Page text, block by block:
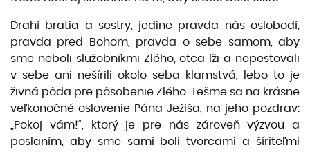
Drahí bratia a sestry, jedine pravda nás oslobodí,
pravda pred Bohom, pravda o sebe samom, aby
sme neboli služobníkmi Zlého, otca lži a nepestovali
v sebe ani nešírili okolo seba klamstvá, lebo to je
živná pôda pre pôsobenie Zlého. Tešme sa na krásne
veľkonočné oslovenie Pána Ježiša, na jeho pozdrav:
„Pokoj vám!“, ktorý je pre nás zároveň výzvou a
poslaním, aby sme sami boli tvorcami a šíriteľmi